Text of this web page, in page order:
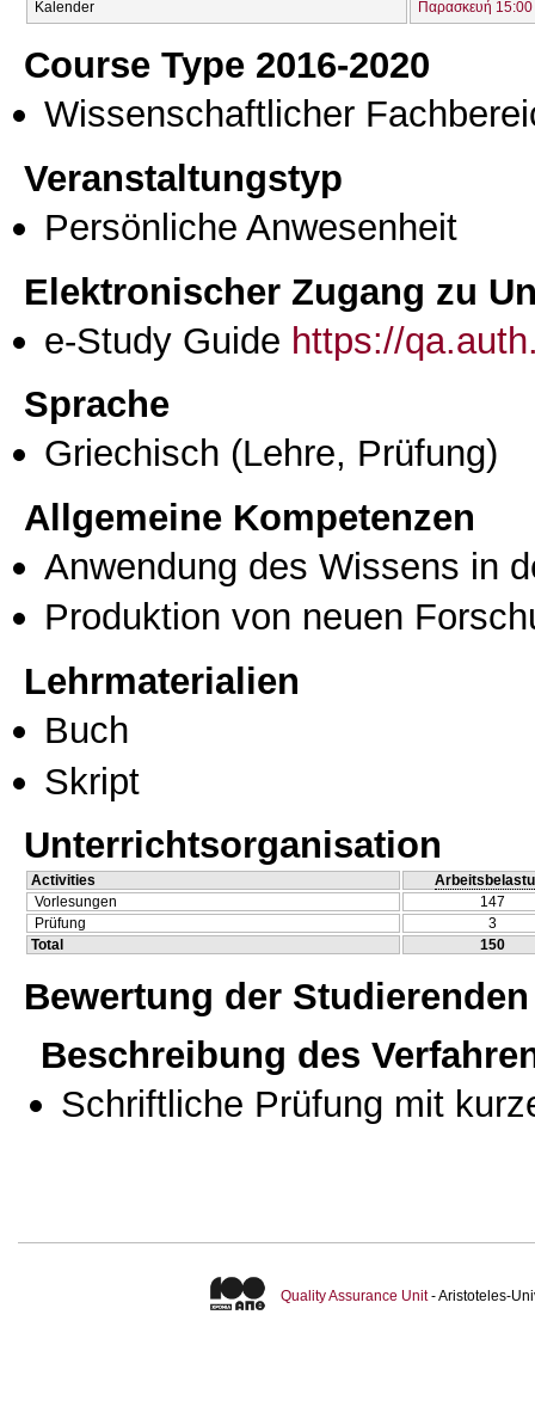
Kalender Παρασκευή
Course Type 2016-2020
Wissenschaftlicher
Veranstaltungstyp
Persönliche Anwesenheit
Elektronischer Zugang zu
e-Study Guide https://
Sprache
Griechisch (Lehre, Prüfung)
Allgemeine Kompetenzen
Anwendung des Wissens in
Produktion von neuen
Lehrmaterialien
Buch
Skript
Unterrichtsorganisation
Activities
Vorlesungen
147
Prüfung
3
Total
150
Bewertung der Studierenden
Beschreibung des
Schriftliche Prüfung mit
Quality Assurance Unit- Aristoteles-